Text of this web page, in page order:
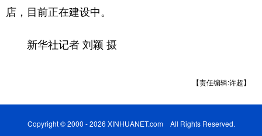
店，目前正在建设中。
新华社记者 刘颖 摄
【责任编辑:许超】
Copyright © 2000 - 2026 XINHUANET.com All Rights Reserved.